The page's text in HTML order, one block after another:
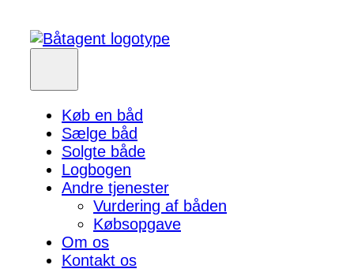
Køb en båd
Sælge båd
Solgte både
Logbogen
Andre tjenester
Vurdering af båden
Købsopgave
Om os
Kontakt os